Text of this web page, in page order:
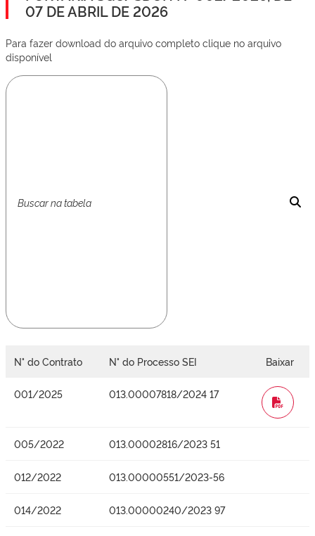
07 DE ABRIL DE 2026
Para fazer download do arquivo completo clique no arquivo
disponível
N° do Contrato N° do Processo SEI Baixar
001/2025 013.00007818/2024 17
WORD
005/2022 013.00002816/2023 51
012/2022 013.00000551/2023-56
014/2022 013.00000240/2023 97